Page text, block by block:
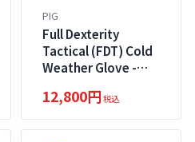
PIG
Full Dexterity
Tactical (FDT) Cold
Weather Glove -
12,800円税込